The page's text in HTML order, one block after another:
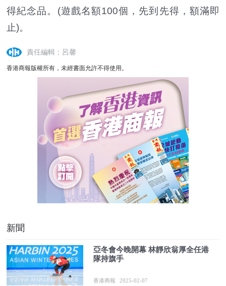
得紀念品。(遊戲名額100個，先到先得，額滿即
止)。
責任編輯：呂馨
香港商報版權所有，未經書面允許不得使用。
新聞
亞冬會今晚開幕 林靜欣翁厚全任港
隊持旗手
香港商報 2025-02-07